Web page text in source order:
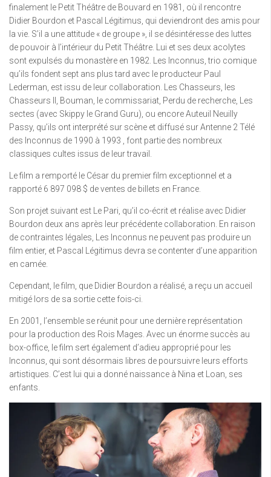
finalement le Petit Théâtre de Bouvard en 1981, où il rencontre
Didier Bourdon et Pascal Légitimus, qui deviendront des amis pour
la vie. S’il a une attitude « de groupe », il se désintéresse des luttes
de pouvoir à l’intérieur du Petit Théâtre. Lui et ses deux acolytes
sont expulsés du monastère en 1982. Les Inconnus, trio comique
qu’ils fondent sept ans plus tard avec le producteur Paul
Lederman, est issu de leur collaboration. Les Chasseurs, les
Chasseurs II, Bouman, le commissariat, Perdu de recherche, Les
sectes (avec Skippy le Grand Guru), ou encore Auteuil Neuilly
Passy, ​​qu’ils ont interprété sur scène et diffusé sur Antenne 2 Télé
des Inconnus de 1990 à 1993 , font partie des nombreux
classiques cultes issus de leur travail.
Le film a remporté le César du premier film exceptionnel et a
rapporté 6 897 098 $ de ventes de billets en France.
Son projet suivant est Le Pari, qu’il co-écrit et réalise avec Didier
Bourdon deux ans après leur précédente collaboration. En raison
de contraintes légales, Les Inconnus ne peuvent pas produire un
film entier, et Pascal Légitimus devra se contenter d’une apparition
en camée.
Cependant, le film, que Didier Bourdon a réalisé, a reçu un accueil
mitigé lors de sa sortie cette fois-ci.
En 2001, l’ensemble se réunit pour une dernière représentation
pour la production des Rois Mages. Avec un énorme succès au
box-office, le film sert également d’adieu approprié pour les
Inconnus, qui sont désormais libres de poursuivre leurs efforts
artistiques. C’est lui qui a donné naissance à Nina et Loan, ses
enfants.